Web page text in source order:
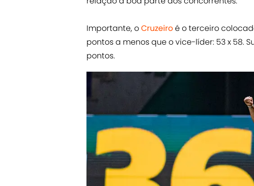
Importante, oCruzeiroé o terceiro
pontos a menos que o vice-líder: 53 x 58.
pontos.